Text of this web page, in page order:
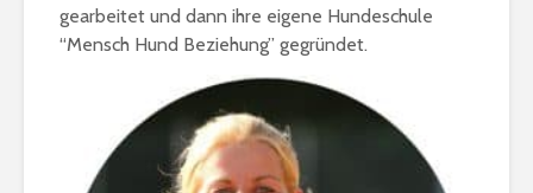
gearbeitet und dann ihre eigene Hundeschule
“Mensch Hund Beziehung” gegründet.